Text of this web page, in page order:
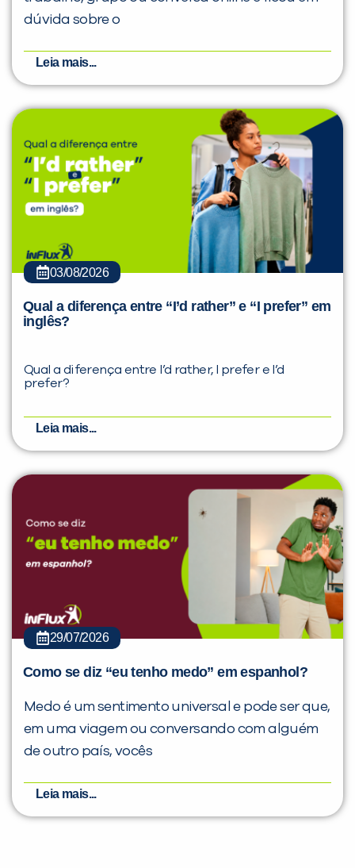
dúvida sobre o
Leia mais...
03/08/2026
Qual a diferença entre “I’d rather” e “I prefer” em
inglês?
Qual a diferença entre I’d rather, I prefer e I’d
prefer?
Leia mais...
29/07/2026
Como se diz “eu tenho medo” em espanhol?
Medo é um sentimento universal e pode ser que,
em uma viagem ou conversando com alguém
de outro país, vocês
Leia mais...